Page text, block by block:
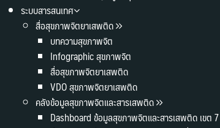
ระบบสารสนเทศ
สื่อสุขภาพจิตยาเสพติด
บทความสุขภาพจิต
Infographic สุขภาพจิต
สื่อสุขภาพจิตยาเสพติด
VDO สุขภาพจิตยาเสพติด
คลังข้อมูลสุขภาพจิตและสารเสพติด
Dashboard ข้อมูลสุขภาพจิตและสารเสพติด เขต 7